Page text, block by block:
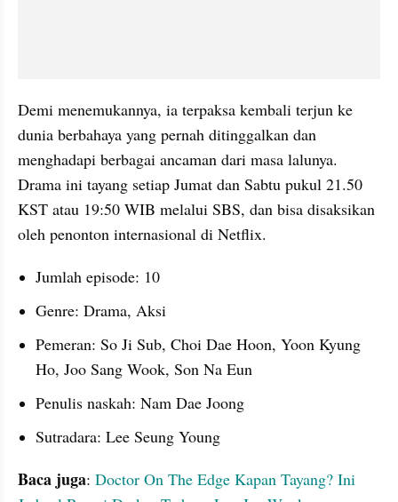
Demi menemukannya, ia terpaksa kembali terjun ke
dunia berbahaya yang pernah ditinggalkan dan
menghadapi berbagai ancaman dari masa lalunya.
Drama ini tayang setiap Jumat dan Sabtu pukul 21.50
KST atau 19:50 WIB melalui SBS, dan bisa disaksikan
oleh penonton internasional di Netflix.
Jumlah episode: 10
Genre: Drama, Aksi
Pemeran: So Ji Sub, Choi Dae Hoon, Yoon Kyung
Ho, Joo Sang Wook, Son Na Eun
Penulis naskah: Nam Dae Joong
Sutradara: Lee Seung Young
Baca juga: Doctor On The Edge Kapan Tayang? Ini